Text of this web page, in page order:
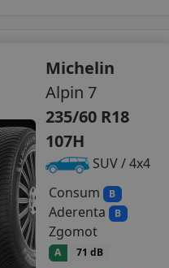
Michelin
Alpin 7
235/60 R18
107H
SUV / 4x4
Consum
B
Aderenta B
Zgomot
A 71 dB